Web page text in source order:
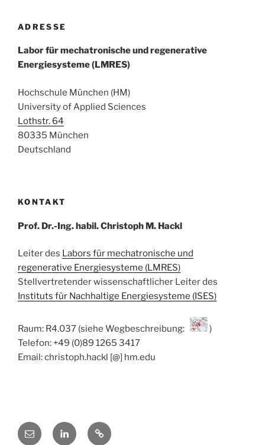
ADRESSE
Labor für mechatronische und regenerative
Energiesysteme (LMRES)
Hochschule München (HM)
University of Applied Sciences
Lothstr. 64
80335 München
Deutschland
KONTAKT
Prof. Dr.-Ing. habil. Christoph M. Hackl
Leiter des Labors für mechatronische und
regenerative Energiesysteme (LMRES)
Stellvertretender wissenschaftlicher Leiter des
Instituts für Nachhaltige Energiesysteme (ISES)
Raum: R4.037 (siehe Wegbeschreibung:
)
Telefon: +49 (0)89 1265 3417
Email: christoph.hackl [@] hm.edu
E-
LinkedinResearchGate